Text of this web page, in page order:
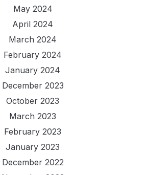
May 2024
April 2024
March 2024
February 2024
January 2024
December 2023
October 2023
March 2023
February 2023
January 2023
December 2022